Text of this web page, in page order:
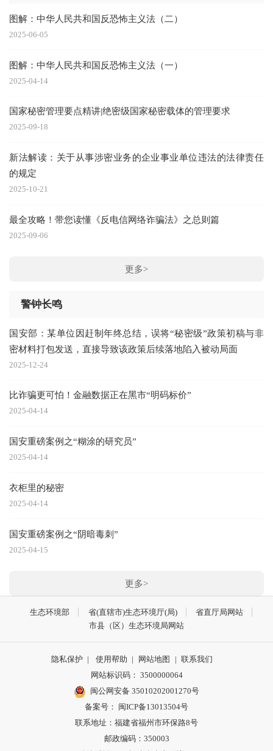
图解：中华人民共和国反恐怖主义法（二）
2025-06-05
图解：中华人民共和国反恐怖主义法（一）
2025-04-14
国家秘密管理要点精讲|绝密级国家秘密载体的管理要求
2025-09-18
新法解读：关于从事涉密业务的企业事业单位违法的法律责任
的规定
2025-10-21
最全攻略！带您读懂《反电信网络诈骗法》之总则篇
2025-09-06
更多>
警钟长鸣
国安部：某单位因赶制年终总结，误将“秘密级”政策初稿与非
密材料打包发送，直接导致该政策后续落地陷入被动局面
2025-12-24
比诈骗更可怕！金融数据正在黑市“明码标价”
2025-04-14
国安重磅案例之“糊涂的研究员”
2025-04-14
衣柜里的秘密
2025-04-14
国安重磅案例之“阴暗毒刺”
2025-04-15
更多>
生态环境部 省(直辖市)生态环境厅(局)
省直厅局网站
市县（区）生态环境局网站
隐私保护 | 使用帮助 | 网站地图 | 联系我们
网站标识码： 3500000064
闽公网安备 35010202001270号
备案号： 闽ICP备13013504号
联系地址：福建省福州市环保路8号
邮政编码：350003